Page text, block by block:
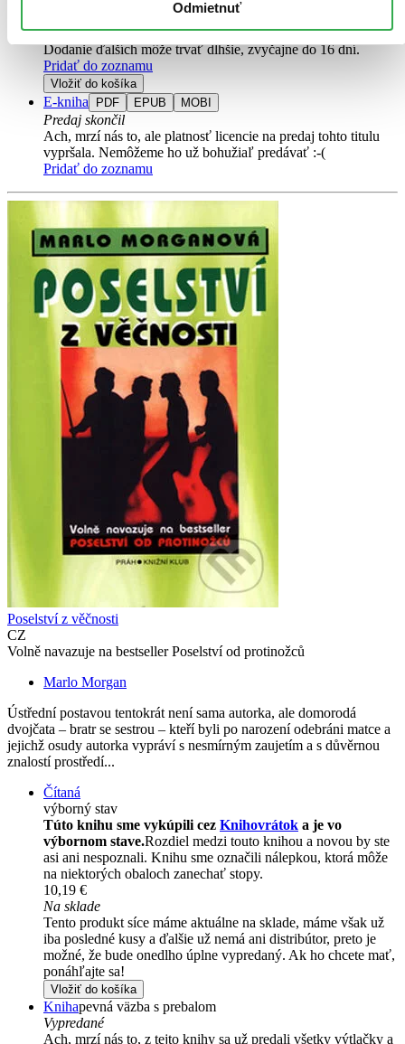
Odmietnuť
Túto knihu máme síce aktuálne na sklade, máme však už iba
posledné kusy. Ak ju chcete mať rýchlo, ponáhľajte sa!
Dodanie ďalších môže trvať dlhšie, zvyčajne do 16 dní.
Pridať do zoznamu
Vložiť do košíka
E-kniha PDF EPUB MOBI
Predaj skončil
Ach, mrzí nás to, ale platnosť licencie na predaj tohto titulu
vypršala. Nemôžeme ho už bohužiaľ predávať :-(
Pridať do zoznamu
Poselství z věčnosti
CZ
Volně navazuje na bestseller Poselství od protinožců
Marlo Morgan
Ústřední postavou tentokrát není sama autorka, ale domorodá
dvojčata – bratr se sestrou – kteří byli po narození odebráni matce a
jejichž osudy autorka vypráví s nesmírným zaujetím a s důvěrnou
znalostí prostředí...
Čítaná
výborný stav
Túto knihu sme vykúpili cez Knihovrátok a je vo
výbornom stave.Rozdiel medzi touto knihou a novou by ste
asi ani nespoznali. Knihu sme označili nálepkou, ktorá môže
na niektorých obaloch zanechať stopy.
10,19 €
Na sklade
Tento produkt síce máme aktuálne na sklade, máme však už
iba posledné kusy a ďalšie už nemá ani distribútor, preto je
možné, že bude onedlho úplne vypredaný. Ak ho chcete mať,
ponáhľajte sa!
Vložiť do košíka
Knihapevná väzba s prebalom
Vypredané
Ach, mrzí nás to, z tejto knihy sa už predali všetky výtlačky a